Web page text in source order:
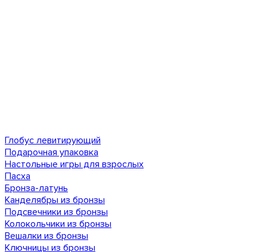
Глобус левитирующий
Подарочная упаковка
Настольные игры для взрослых
Пасха
Бронза-латунь
Канделябры из бронзы
Подсвечники из бронзы
Колокольчики из бронзы
Вешалки из бронзы
Ключницы из бронзы